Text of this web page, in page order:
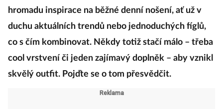
hromadu inspirace na běžné denní nošení, ať už v
duchu aktuálních trendů nebo jednoduchých fíglů,
co s čím kombinovat. Někdy totiž stačí málo – třeba
cool vrstvení či jeden zajímavý doplněk – aby vznikl
skvělý outfit. Pojďte se o tom přesvědčit.